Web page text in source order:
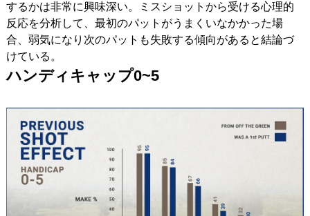
するかは非常に興味深い。ミスショットから受ける心理的
反応を分析して、最初のパットがうまくいなかかった場
合、弱気になり次のパットも失敗する傾向があると結論づ
けている。
ハンディキャップ0~5